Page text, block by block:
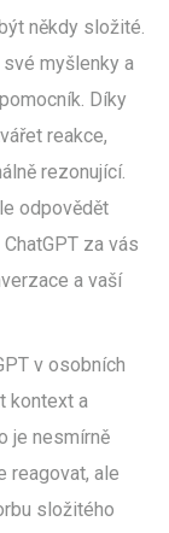
někdy složité.
myšlenky a
Díky
reakce,
rezonující.
odpovědět
za vás
a vaší
v osobních
kontext a
je nesmírně
reagovat, ale
složitého